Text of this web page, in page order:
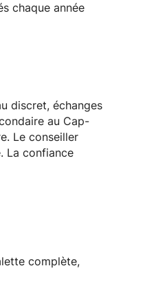
chaque année
discret, échanges
au Cap-
Le conseiller
La confiance
complète,